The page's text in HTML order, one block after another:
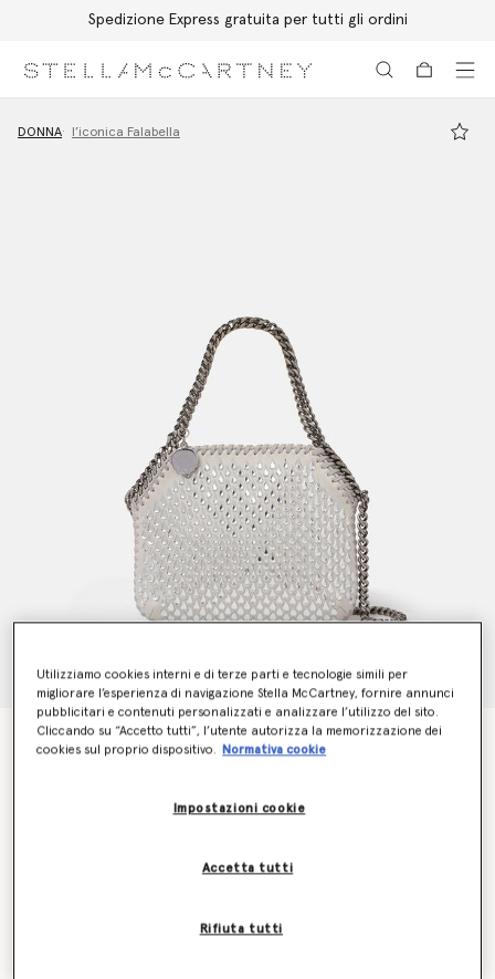
Spedizione Express gratuita per tutti gli ordini
DONNA l’iconica Falabella
Borsa tote mini Falabella in rete con cristalli
Scopri in anteprima quando sarà di nuovo disponibile
Utilizziamo cookies interni e di terze parti e tecnologie simili per
migliorare l’esperienza di navigazione Stella McCartney, fornire annunci
pubblicitari e contenuti personalizzati e analizzare l’utilizzo del sito.
Cliccando su “Accetto tutti”, l’utente autorizza la memorizzazione dei
cookies sul proprio dispositivo.
Normativa cookie
Impostazioni cookie
Rifiuta tutti
Accetta tutti